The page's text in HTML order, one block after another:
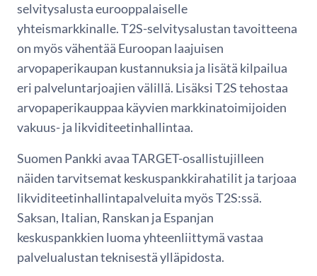
selvitysalusta eurooppalaiselle
yhteismarkkinalle. T2S-selvitysalustan tavoitteena
on myös vähentää Euroopan laajuisen
arvopaperikaupan kustannuksia ja lisätä kilpailua
eri palveluntarjoajien välillä. Lisäksi T2S tehostaa
arvopaperikauppaa käyvien markkinatoimijoiden
vakuus- ja likviditeetinhallintaa.
Suomen Pankki avaa TARGET-osallistujilleen
näiden tarvitsemat keskuspankkirahatilit ja tarjoaa
likviditeetinhallintapalveluita myös T2S:ssä.
Saksan, Italian, Ranskan ja Espanjan
keskuspankkien luoma yhteenliittymä vastaa
palvelualustan teknisestä ylläpidosta.